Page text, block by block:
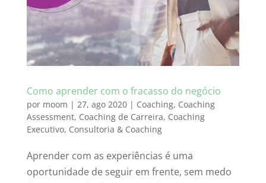
Como aprender com o fracasso do negócio
por moom | 27, ago 2020| Coaching, Coaching
Assessment, Coaching de Carreira, Coaching
Executivo, Consultoria & Coaching
Aprender com as experiências é uma
oportunidade de seguir em frente, sem medo